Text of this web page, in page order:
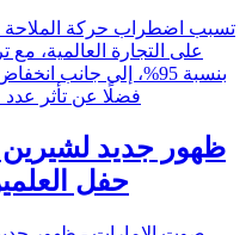
تسبب اضطراب حركة الملاحة
على التجارة العالمية،
فضلًا عن تأثر
ظهور جديد
حفل